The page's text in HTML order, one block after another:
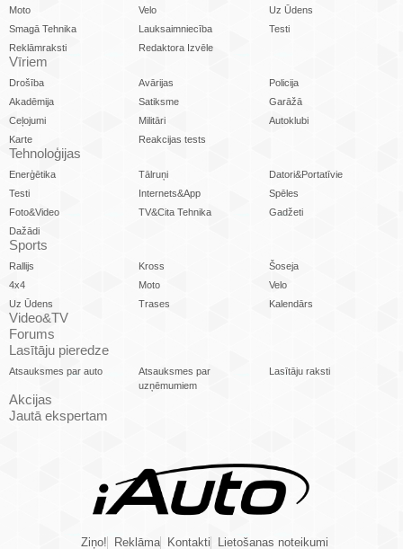
Moto
Velo
Uz Ūdens
Smagā Tehnika
Lauksaimniecība
Testi
Reklāmraksti
Redaktora Izvēle
Vīriem
Drošība Avārijas
Policija
Akadēmija
Satiksme
Garāžā
Ceļojumi
Militāri
Autoklubi
Karte
Reakcijas tests
Tehnoloģijas
Enerģētika Tālruņi
Datori&Portatīvie
Testi
Internets&App
Spēles
Foto&Video
TV&Cita Tehnika
Gadžeti
Dažādi
Sports
Rallijs Kross
Šoseja
4x4
Moto
Velo
Uz Ūdens
Trases Kalendārs
Video&TV
Forums
Lasītāju pieredze
Atsauksmes par auto
Atsauksmes par
uzņēmumiem
Lasītāju raksti
Akcijas
Jautā ekspertam
Ziņo! Reklāma Kontakti Lietošanas noteikumi